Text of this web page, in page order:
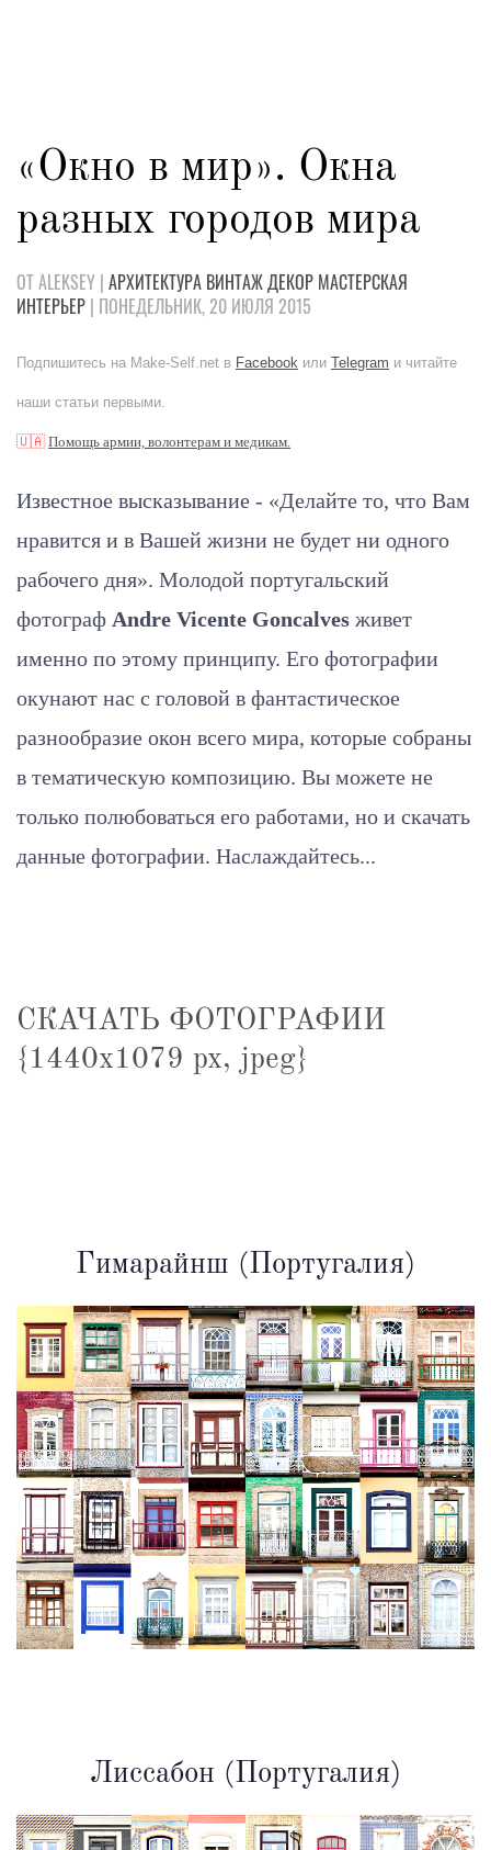
«Окно в мир». Окна
разных городов мира
ОТ ALEKSEY | АРХИТЕКТУРА ВИНТАЖДЕКОР МАСТЕРСКАЯ
ИНТЕРЬЕР | ПОНЕДЕЛЬНИК, 20 ИЮЛЯ 2015
Подпишитесь на Make-Self.net в Facebook или Telegram и читайте
наши статьи первыми.
🇺🇦Помощь армии, волонтерам и медикам.
Известное высказывание - «Делайте то, что Вам
нравится и в Вашей жизни не будет ни одного
рабочего дня». Молодой португальский
фотограф Andre Vicente Goncalves живет
именно по этому принципу. Его фотографии
окунают нас с головой в фантастическое
разнообразие окон всего мира, которые собраны
в тематическую композицию. Вы можете не
только полюбоваться его работами, но и скачать
данные фотографии. Наслаждайтесь...
СКАЧАТЬ ФОТОГРАФИИ
{1440x1079 px, jpeg}
Гимарайнш (Португалия)
Лиссабон (Португалия)